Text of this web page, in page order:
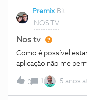
Premix Bit
NOS TV
Nos tv
Como é possível
aplicação não me
Portugal ???Se usar
da MEO
0 1 5 anos